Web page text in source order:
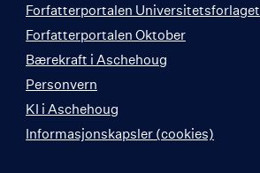
Forfatterportalen Universitetsforlaget
Forfatterportalen Oktober
Bærekraft i Aschehoug
Personvern
KI i Aschehoug
Informasjonskapsler (cookies)